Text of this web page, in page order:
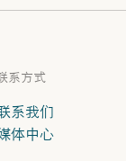
系方式
系我们
体中心